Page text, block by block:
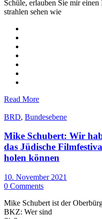
Schüle, erlauben Sie mir
strahlen sehen wie
Read More
BRD, Bundesebene
Mike Schubert: Wir
das Jüdische
holen können
10. November 2021
0 Comments
Mike Schubert ist der
BKZ: Wer sind